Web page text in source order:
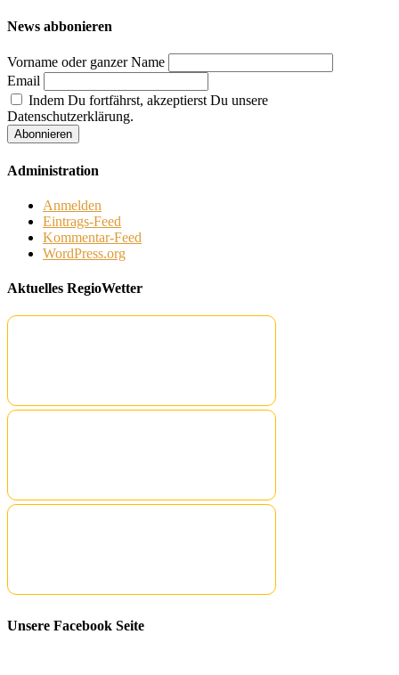
News abbonieren
Vorname oder ganzer Name
Email
Indem Du fortfährst, akzeptierst Du unsere
Datenschutzerklärung.
Administration
Anmelden
Eintrags-Feed
Kommentar-Feed
WordPress.org
Aktuelles RegioWetter
Unsere Facebook Seite